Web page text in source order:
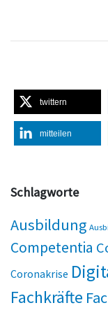
twittern
mitteilen
Schlagworte
Ausbildung
Competentia
Coronakrise
Fachkräfte